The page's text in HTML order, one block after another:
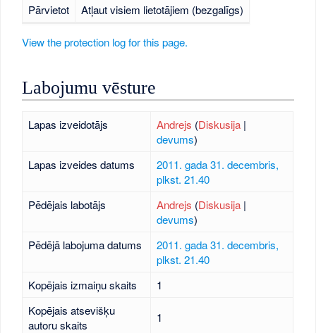
Pārvietot
Atļaut visiem lietotājiem (bezgalīgs)
View the protection log for this page.
Labojumu vēsture
Lapas izveidotājs Andrejs (Diskusija|
devums)
Lapas izveides datums
2011. gada 31. decembris,
plkst. 21.40
Pēdējais labotājs
Andrejs (Diskusija|
devums)
Pēdējā labojuma datums
2011. gada 31. decembris,
plkst. 21.40
Kopējais izmaiņu skaits
1
Kopējais atsevišķu
autoru skaits
1